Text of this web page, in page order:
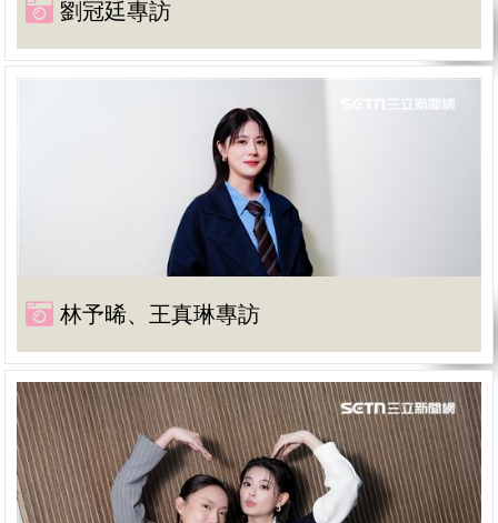
劉冠廷專訪
林予晞、王真琳專訪